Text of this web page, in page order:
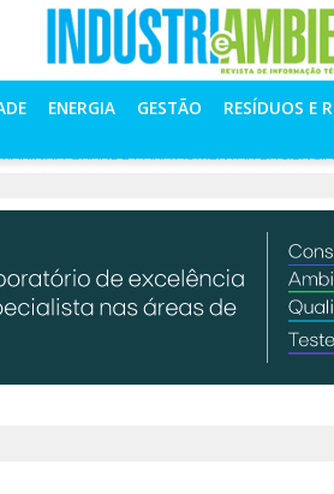
ENERGIA GESTÃO RESÍDUOS E
GRANDE PARA AUMENTAR